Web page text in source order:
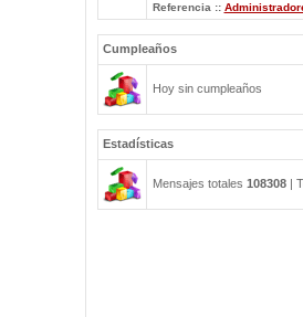
Referencia ::
Cumpleaños
Hoy sin cumpleaños
Estadísticas
Mensajes totales 108308|